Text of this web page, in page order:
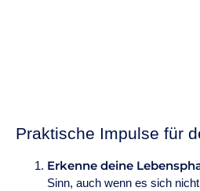
Praktische Impulse für
Erkenne deine
Sinn, auch wenn es sich